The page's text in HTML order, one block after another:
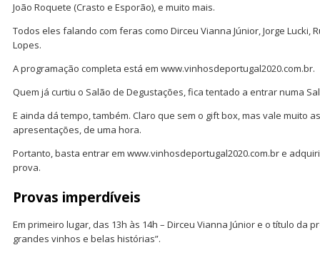
João Roquete (Crasto e Esporão), e muito mais.
Todos eles falando com feras como Dirceu Vianna Júnior, Jorge Lucki,
Lopes.
A programação completa está em www.vinhosdeportugal2020.com.br.
Quem já curtiu o Salão de Degustações, fica tentado a entrar numa
E ainda dá tempo, também. Claro que sem o gift box, mas vale muito
apresentações, de uma hora.
Portanto, basta entrar em www.vinhosdeportugal2020.com.br e
prova.
Provas imperdíveis
Em primeiro lugar, das 13h às 14h – Dirceu Vianna Júnior e o título da
grandes vinhos e belas histórias”.